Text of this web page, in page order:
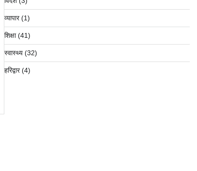
व्यापार(1)
शिक्षा(41)
स्वास्थ्य(32)
हरिद्वार(4)